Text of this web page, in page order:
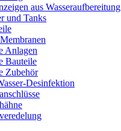
aus Wasseraufbereitung
und Tanks
Anlagen
Bauteile
Zubehör
Desinfektion